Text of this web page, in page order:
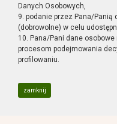
Danych Osobowych,
9. podanie przez Pana/
(dobrowolne) w celu
10. Pana/Pani dane
procesom podejmowania
profilowaniu.
zamknij